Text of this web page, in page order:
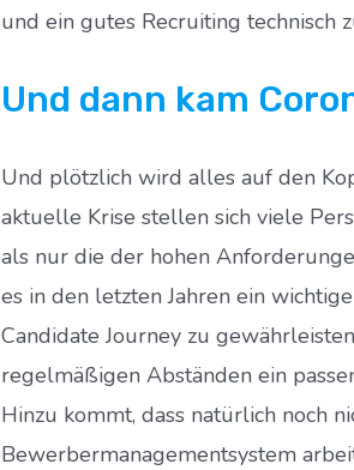
und ein gutes Recruiting technisch
Und dann kam
Und plötzlich wird alles auf den
aktuelle Krise stellen sich viele
als nur die der hohen
es in den letzten Jahren ein
Candidate Journey zu
regelmäßigen Abständen ein
Hinzu kommt, dass natürlich noch
Bewerbermanagementsystem